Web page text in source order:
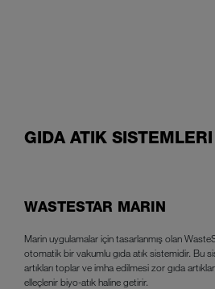
GIDA ATIK SISTEMLERI
WASTESTAR MARIN
Marin uygulamalar için tasarlanmış olan
otomatik bir vakumlu gıda atık sistemidir. Bu
artıkları toplar ve imha edilmesi zor gıda
elleçlenir biyo-atık haline getirir.